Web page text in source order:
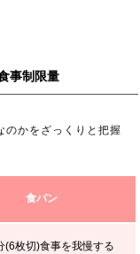
事制限量
かをざっくりと把握
食パン
(6枚切)食事を我慢する